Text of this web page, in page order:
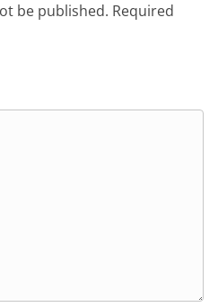
be published. Required